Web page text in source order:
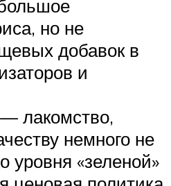
но не
добавок в
и
лакомство,
немного не
уровня «зеленой»